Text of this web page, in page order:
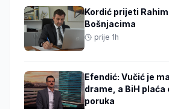
Kordić prijeti
Bošnjacima
prije 1h
Efendić: Vučić je
drame, a BiH
poruka